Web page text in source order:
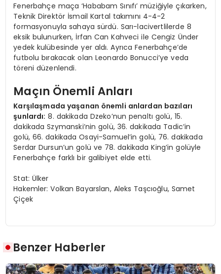
Fenerbahçe maça ‘Hababam Sınıfı’ müziğiyle çıkarken,
Teknik Direktör İsmail Kartal takımını 4-4-2
formasyonuyla sahaya sürdü. Sarı-lacivertlilerde 8
eksik bulunurken, İrfan Can Kahveci ile Cengiz Ünder
yedek kulübesinde yer aldı. Ayrıca Fenerbahçe’de
futbolu bırakacak olan Leonardo Bonucci’ye veda
töreni düzenlendi.
Maçın Önemli Anları
Karşılaşmada yaşanan önemli anlardan bazıları
şunlardı: 8. dakikada Dzeko’nun penaltı golü, 15.
dakikada Szymanski’nin golü, 36. dakikada Tadic’in
golü, 66. dakikada Osayi-Samuel’in golü, 76. dakikada
Serdar Dursun’un golü ve 78. dakikada King’in golüyle
Fenerbahçe farklı bir galibiyet elde etti.
Stat: Ülker
Hakemler: Volkan Bayarslan, Aleks Taşcıoğlu, Samet
Çiçek
Benzer Haberler